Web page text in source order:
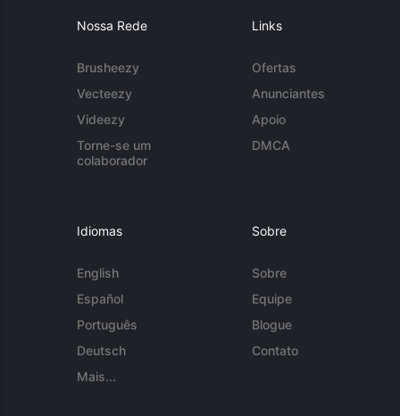
Nossa Rede
Brusheezy
Vecteezy
Videezy
Torne-se um
colaborador
Links
Ofertas
Anunciantes
Apoio
DMCA
Idiomas
English
Español
Português
Deutsch
Mais...
Sobre
Sobre
Equipe
Blogue
Contato